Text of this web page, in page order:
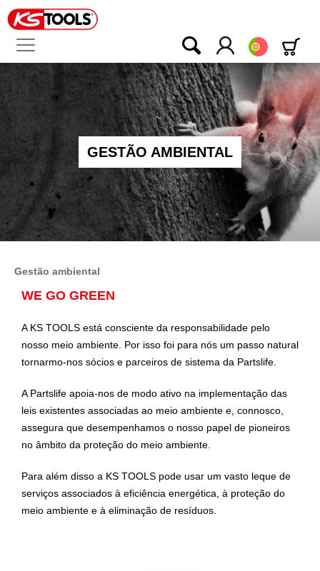
Português
GESTÃO AMBIENTAL
Gestão ambiental
WE GO GREEN
A KS TOOLS está consciente da responsabilidade pelo
nosso meio ambiente. Por isso foi para nós um passo natural
tornarmo-nos sócios e parceiros de sistema da Partslife.
A Partslife apoia-nos de modo ativo na implementação das
leis existentes associadas ao meio ambiente e, connosco,
assegura que desempenhamos o nosso papel de pioneiros
no âmbito da proteção do meio ambiente.
Para além disso a KS TOOLS pode usar um vasto leque de
serviços associados à eficiência energética, à proteção do
meio ambiente e à eliminação de resíduos.